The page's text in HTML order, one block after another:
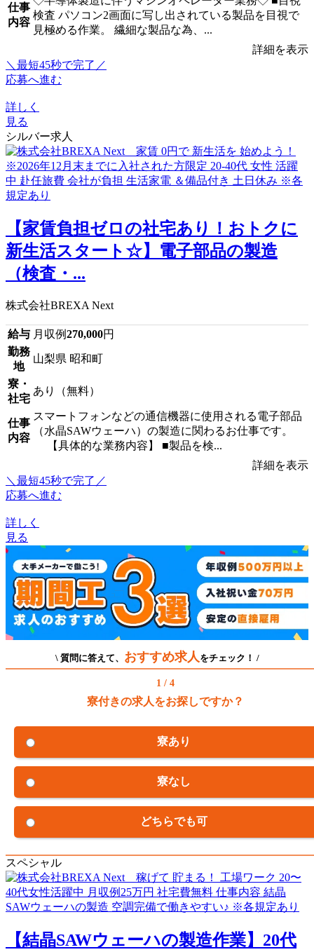
仕事
内容
検査 パソコン2画面に写し出されている製品を目視で
見極める作業。 繊細な製品な為、...
詳細を表示
＼最短45秒で完了／
応募へ進む
詳しく
見る
シルバー求人
【家賃負担ゼロの社宅あり！おトクに
新生活スタート☆】電子部品の製造
（検査・...
株式会社BREXA Next
給与 月収例270,000円
勤務
地
山梨県 昭和町
寮・
社宅
あり（無料）
仕事
内容
スマートフォンなどの通信機器に使用される電子部品
（水晶SAWウェーハ）の製造に関わるお仕事です。
【具体的な業務内容】 ■製品を検...
詳細を表示
＼最短45秒で完了／
応募へ進む
詳しく
見る
\ 質問に答えて、 おすすめ求人 をチェック！ /
1 / 4
寮付きの求人をお探しですか？
寮あり
寮なし
どちらでも可
スペシャル
【結晶SAWウェーハの製造作業】20代